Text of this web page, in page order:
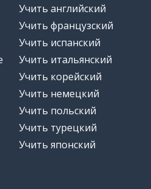
Учить английский
Учить французский
Учить испанский
Учить итальянский
Учить корейский
Учить немецкий
Учить польский
Учить турецкий
Учить японский